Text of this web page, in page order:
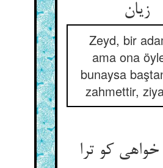
زيان
Zeyd, bir
ama ona
bunaysa
zahmettir,
کو ترا